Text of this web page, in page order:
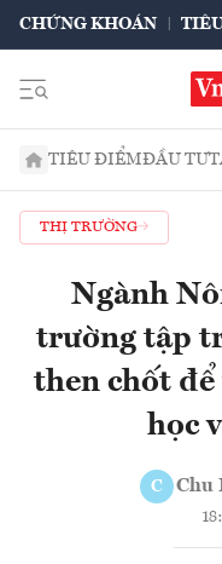
CHỨNG KHOÁN
TIÊU ĐIỂMĐẦU TƯ
THỊ TRƯỜNG
Ngành
trường tập
then chốt để
học
C Chu